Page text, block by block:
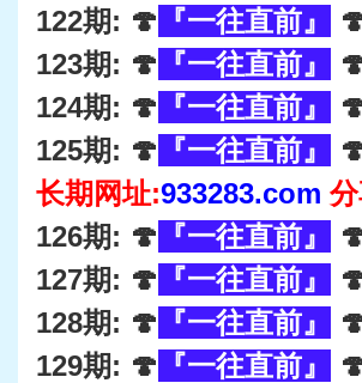
122期: 🍄 『一往直前』
123期: 🍄 『一往直前』
124期: 🍄 『一往直前』
125期: 🍄 『一往直前』
长期网址:933283.com
126期: 🍄 『一往直前』
127期: 🍄 『一往直前』
128期: 🍄 『一往直前』
129期: 🍄 『一往直前』